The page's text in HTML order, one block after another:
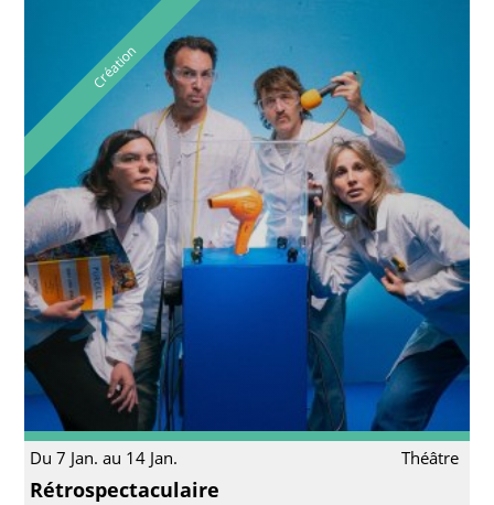
Création
Du 7 Jan. au 14 Jan. Théâtre
Rétrospectaculaire